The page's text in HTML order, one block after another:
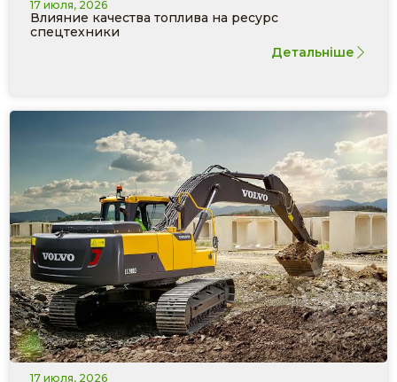
17 июля, 2026
Влияние качества топлива на ресурс
спецтехники
Детальніше
17 июля, 2026